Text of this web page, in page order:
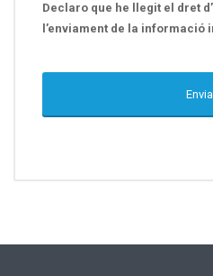
Declaro que he llegit el dret
l’enviament de la informació